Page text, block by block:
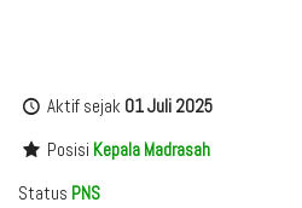
Aktif sejak 01 Juli 2025
Posisi Kepala Madrasah
Status PNS